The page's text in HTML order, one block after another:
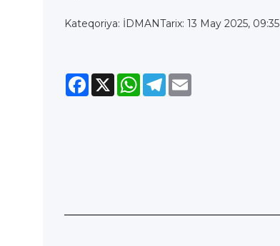
Kateqoriya: İDMANTarix: 13 May 2025, 09:35
Facebook
X WhatsApp
Telegram